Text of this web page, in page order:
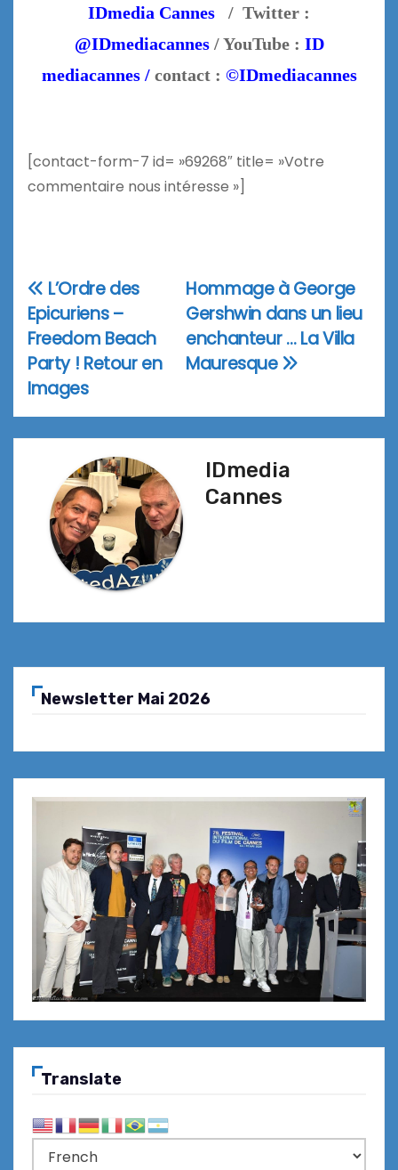
IDmedia Cannes / Twitter :
@IDmediacannes/ YouTube : ID
mediacannes / contact : ©IDmediacannes
[contact-form-7 id= »69268″ title= »Votre
commentaire nous intéresse »]
Navigation
de
l’article
Hommage à George
Gershwin dans un lieu
enchanteur … La Villa
Mauresque
L’Ordre des
Epicuriens –
Freedom Beach
Party ! Retour en
Images
IDmedia
Cannes
Newsletter Mai 2026
Translate